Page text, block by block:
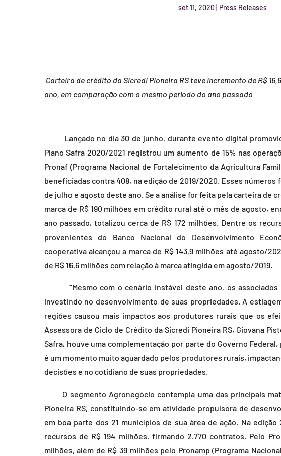
set 11, 2020 Press Releases
Carteira de crédito da Sicredi Pioneira RS teve incremento de R$
ano, em comparação com o mesmo período do ano passado
Lançado no dia 30 de junho, durante evento digital
Plano Safra 2020/2021 registrou um aumento de 15% nas
Pronaf (Programa Nacional de Fortalecimento da Agricultura
beneficiadas contra 408, na edição de 2019/2020. Esses números
de julho e agosto deste ano. Se a análise for feita pela carteira de
marca de R$ 190 milhões em crédito rural até o mês de agosto,
ano passado, totalizou cerca de R$ 172 milhões. Dentre os
provenientes do Banco Nacional do Desenvolvimento
cooperativa alcançou a marca de R$ 143,9 milhões até agosto/
de R$ 16,6 milhões com relação à marca atingida em agosto/2019.
“Mesmo com o cenário instável deste ano, os associados
investindo no desenvolvimento de suas propriedades. A
regiões causou mais impactos aos produtores rurais que os
Assessora de Ciclo de Crédito da Sicredi Pioneira RS, Giovana
Safra, houve uma complementação por parte do Governo
é um momento muito aguardado pelos produtores rurais,
decisões e no cotidiano de suas propriedades.
O segmento Agronegócio contempla uma das principais
Pioneira RS, constituindo-se em atividade propulsora de
em boa parte dos 21 municípios de sua área de ação. Na
recursos de R$ 194 milhões, firmando 2.770 contratos. Pelo
milhões, além de R$ 39 milhões pelo Pronamp (Programa